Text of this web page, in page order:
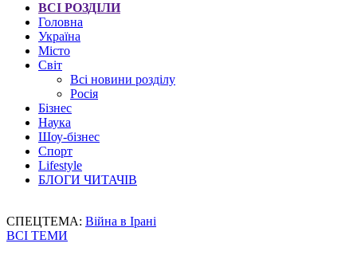
ВСІ РОЗДІЛИ
Головна
Україна
Місто
Світ
Всі новини розділу
Росія
Бізнес
Наука
Шоу-бізнес
Спорт
Lifestyle
БЛОГИ ЧИТАЧІВ
СПЕЦТЕМА: Війна в Ірані
ВСІ ТЕМИ